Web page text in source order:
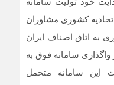
کشوری مشاوران
به اتاق اصناف ایران
واگذاری سامانه فوق به
این سامانه متحمل